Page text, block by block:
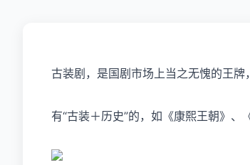
古装剧，是国剧市场上当之无愧的王牌
有“古装＋历史”的，如《康熙王朝》